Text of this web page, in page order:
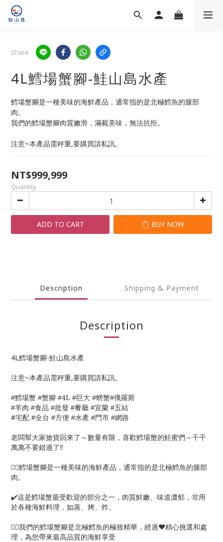
Share
4L鱈場蟹腳-鮭山島水產
鱈場蟹腳是一種美味的海鮮產品，通常指的是北極鱈魚的腿部
肉。
我們的鱈場蟹腳肉質嫩滑，滿載美味，無法抗拒。
注意~本產品需秤重,要購買請私訊。
NT$999,999
Quantity
ADD TO CART BUY NOW
Description Shipping & Payment
Description
4L鱈場蟹腳-鮭山島水產
注意~本產品需秤重,要購買請私訊。
#鱈場蟹 #蟹腳 #4L #巨大 #螃蟹#俄羅斯
#羊肉 #食品 #批發 #餐廳 #宜蘭 #五結
#宅配 #全台 #方便 #水產 #門市 #網路
老闆幫大家搶貨回來了～數量有限，喜歡鱈場蟹的鮭蜜們～千千
萬萬不要錯過了‼️
☝🏻鱈場蟹腳是一種美味的海鮮產品，通常指的是北極鱈魚的腿部
肉。
✔️這是鱈場蟹最受歡迎的部分之一，肉質鮮嫩、味道濃郁，🉑️用
於各種海鮮料理，如蒸、烤、炸。
☝🏻我們的鱈場蟹腳是北極鱈魚的極致精華，經過❤️精心挑選和處
理，為您帶來最高品質的海鮮享受